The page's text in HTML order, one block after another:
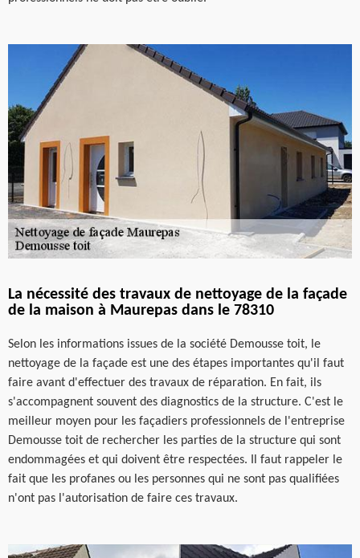
La nécessité des travaux de nettoyage de la façade
de la maison à Maurepas dans le 78310
Selon les informations issues de la société Demousse toit, le
nettoyage de la façade est une des étapes importantes qu'il faut
faire avant d'effectuer des travaux de réparation. En fait, ils
s'accompagnent souvent des diagnostics de la structure. C'est le
meilleur moyen pour les façadiers professionnels de l'entreprise
Demousse toit de rechercher les parties de la structure qui sont
endommagées et qui doivent être respectées. Il faut rappeler le
fait que les profanes ou les personnes qui ne sont pas qualifiées
n'ont pas l'autorisation de faire ces travaux.